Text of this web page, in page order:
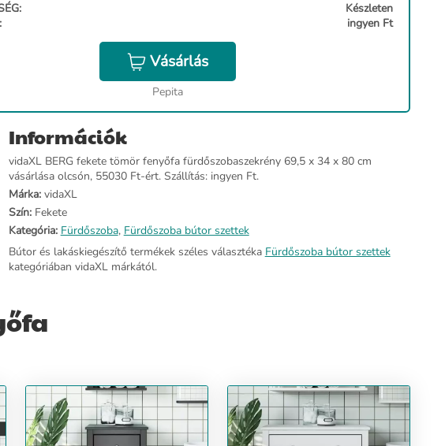
Készleten
ingyen Ft
Vásárlás
Pepita
Információk
vidaXL BERG fekete tömör fenyőfa fürdőszobaszekrény 69,5 x 34 x 80 cm
vásárlása olcsón, 55030 Ft-ért. Szállítás: ingyen Ft.
Márka:vidaXL
Szín:Fekete
Kategória: Fürdőszoba, Fürdőszoba bútor szettek
Bútor és lakáskiegészítő termékek széles választéka Fürdőszoba bútor szettek
kategóriában vidaXL márkától.